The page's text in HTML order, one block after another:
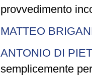
provvedimento
MATTEO
ANTONIO DI
semplicemente